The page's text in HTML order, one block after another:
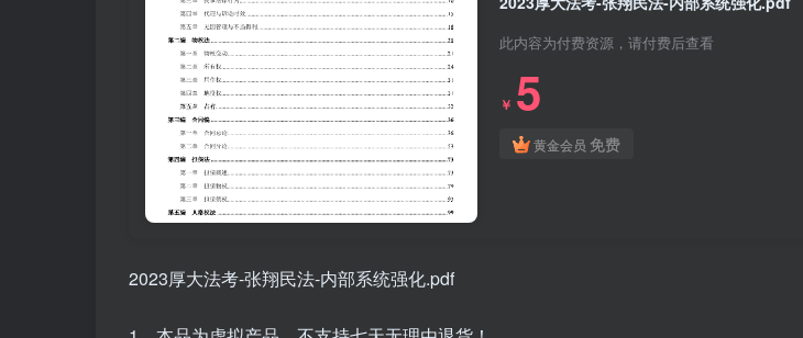
此内容为付费资源，请付费后查看
￥ 5
黄金会员 免费
2023厚大法考-张翔民法-内部系统强化.pdf